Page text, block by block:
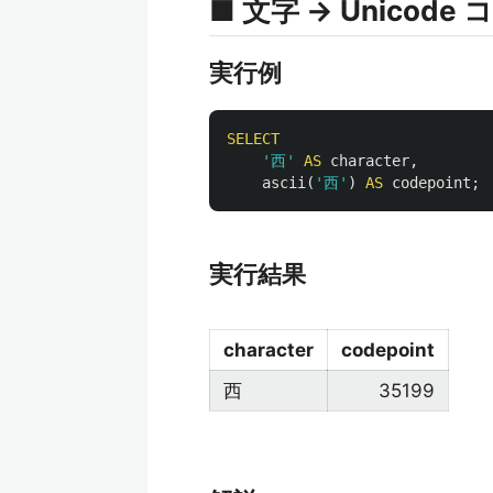
■ 文字 → Unicode コ
実行例
SELECT
'西'
AS character,
ascii ( '西' ) AS codepoint ;
実行結果
character
codepoint
西
35199